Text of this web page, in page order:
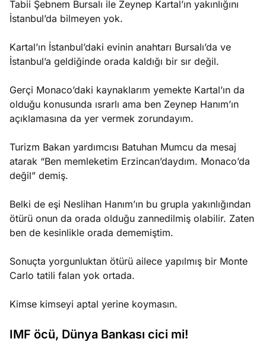
Tabii Şebnem Bursalı ile Zeynep Kartal’ın yakınlığını
İstanbul’da bilmeyen yok.
Kartal’ın İstanbul’daki evinin anahtarı Bursalı’da ve
İstanbul’a geldiğinde orada kaldığı bir sır değil.
Gerçi Monaco’daki kaynaklarım yemekte Kartal’ın da
olduğu konusunda ısrarlı ama ben Zeynep Hanım’ın
açıklamasına da yer vermek zorundayım.
Turizm Bakan yardımcısı Batuhan Mumcu da mesaj
atarak “Ben memleketim Erzincan’daydım. Monaco’da
değil” demiş.
Belki de eşi Neslihan Hanım’ın bu grupla yakınlığından
ötürü onun da orada olduğu zannedilmiş olabilir. Zaten
ben de kesinlikle orada dememiştim.
Sonuçta yorgunluktan ötürü ailece yapılmış bir Monte
Carlo tatili falan yok ortada.
Kimse kimseyi aptal yerine koymasın.
IMF öcü, Dünya Bankası cici mi!